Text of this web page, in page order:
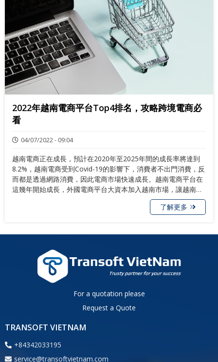
2022年越南電商平台Top4排名，攻略跨境電商必
看
04/07/2022 - 09:04
越南電商正在成長，預計在2020年至2025年間的成長率將達到
8.2%，越南電商受到Covid-19的影響下，消費者不出門消費，反
而都是透過網路消費，因此電商市場快速成長。越南電商平台在
這幾年開始成長，外國電商平台大資本加入越南市場，讓越南電
商更蓬勃成長。市場預估到2025年，越南電商市場將會成長到90
億美元左右，對於想要越南跨境電商的品牌端或是想要進軍越南
了解更多
For a quotation please
Request a Quote
TRANSOFT VIETNAM
+84342033195
service@transoftvietnam.com